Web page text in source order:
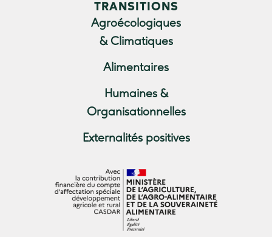
TRANSITIONS
Agroécologiques
& Climatiques
Alimentaires
Humaines &
Organisationnelles
Externalités positives